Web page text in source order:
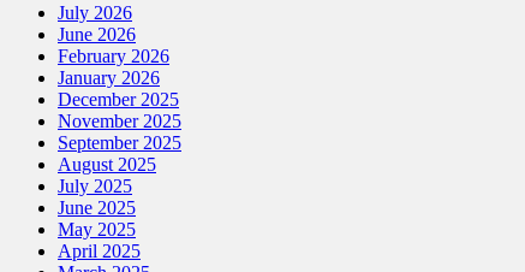
July 2026
June 2026
February 2026
January 2026
December 2025
November 2025
September 2025
August 2025
July 2025
June 2025
May 2025
April 2025